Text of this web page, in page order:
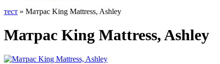
тест » Матрас King Mattress, Ashley
Матрас King Mattress, Ashley